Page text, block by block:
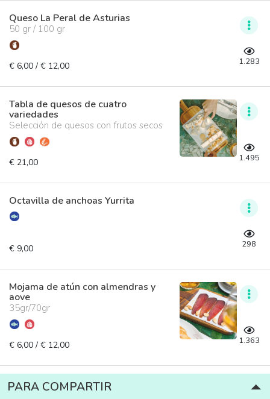
Queso La Peral de Asturias
50 gr / 100 gr
€ 6,00 / € 12,00 1.283
Tabla de quesos de cuatro
variedades
Selección de quesos con frutos secos
€ 21,00 1.495
Octavilla de anchoas Yurrita
€ 9,00 298
Mojama de atún con almendras y
aove
35gr/70gr
€ 6,00 / € 12,00 1.363
PARA COMPARTIR